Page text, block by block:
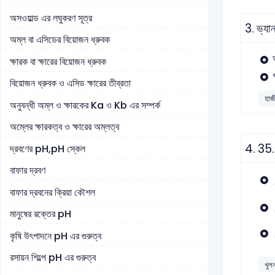
অসওয়াল্ড এর লঘুকরণ সূত্র
অম্ল বা এসিডের বিয়োজন ধ্রুবক
ক্ষারক বা ক্ষারের বিয়োজন ধ্রুবক
বিয়োজন ধ্রুবক ও এসিড ক্ষারের তীব্রতা
অনুবন্ধী অম্ল ও ক্ষারকের Ka ও Kb এর সম্পর্ক
অম্লের ক্ষারকত্ব ও ক্ষারের অম্লত্ব
দ্রবণের pH,pH স্কেল
বাফার দ্রবণ
বাফার দ্রবনের ক্রিয়া কৌশল
মানুষের রক্তের pH
কৃষি উৎপাদনে pH এর গুরুত্ব
রসায়ন শিল্পে pH এর গুরুত্ব
3.
4.